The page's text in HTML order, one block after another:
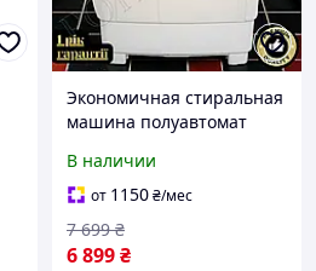
Экономичная стиральная
машина полуавтомат
Полуавтоматическая
стиральная машина с
отжимом 1300 об мин
Пралка для да
В наличии
от 1150₴/мес
6 899₴
7 699 ₴